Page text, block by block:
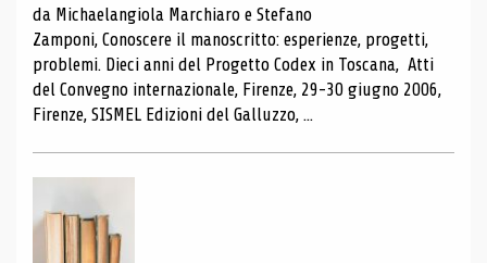
da Michaelangiola Marchiaro e Stefano
Zamponi, Conoscere il manoscritto: esperienze, progetti,
problemi. Dieci anni del Progetto Codex in Toscana, Atti
del Convegno internazionale, Firenze, 29-30 giugno 2006,
Firenze, SISMEL Edizioni del Galluzzo, ...